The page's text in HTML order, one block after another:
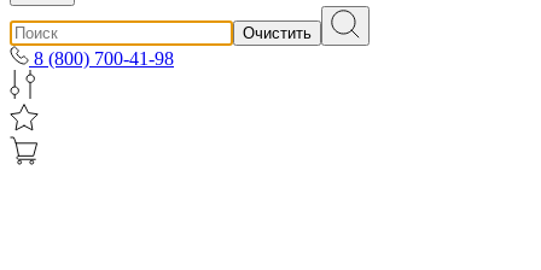
Очистить
8 (800) 700-41-98